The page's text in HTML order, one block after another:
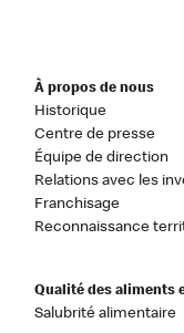
À propos de nous
Historique
Centre de presse
Équipe de direction
Relations avec les
Franchisage
Reconnaissance
Qualité des aliments
Salubrité alimentaire